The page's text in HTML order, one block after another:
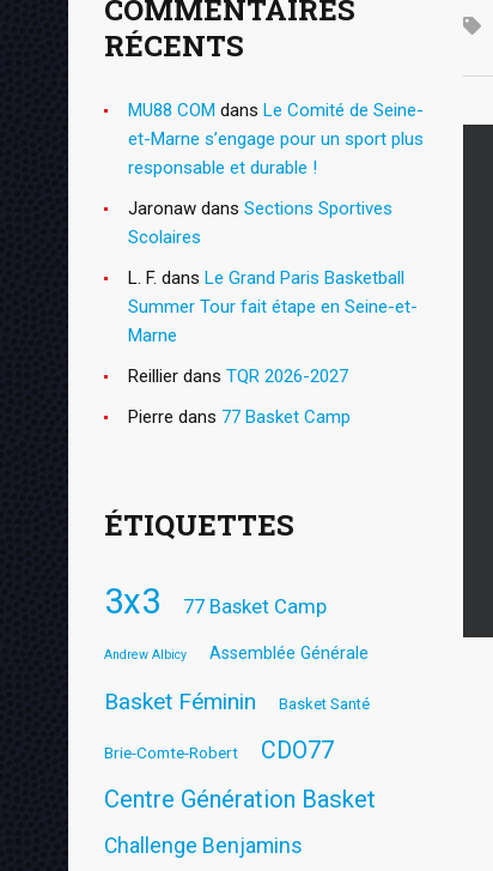
COMMENTAIRES
RÉCENTS
MU88 COM dans Le Comité de Seine-
et-Marne s’engage pour un sport plus
responsable et durable !
Jaronaw dans Sections Sportives
Scolaires
L. F. dans Le Grand Paris Basketball
Summer Tour fait étape en Seine-et-
Marne
Reillier dans TQR 2026-2027
Pierre dans 77 Basket Camp
ÉTIQUETTES
3x3 77 Basket Camp
Andrew Albicy Assemblée Générale
Basket Féminin Basket Santé
Brie-Comte-Robert CDO77
Centre Génération Basket
Challenge Benjamins